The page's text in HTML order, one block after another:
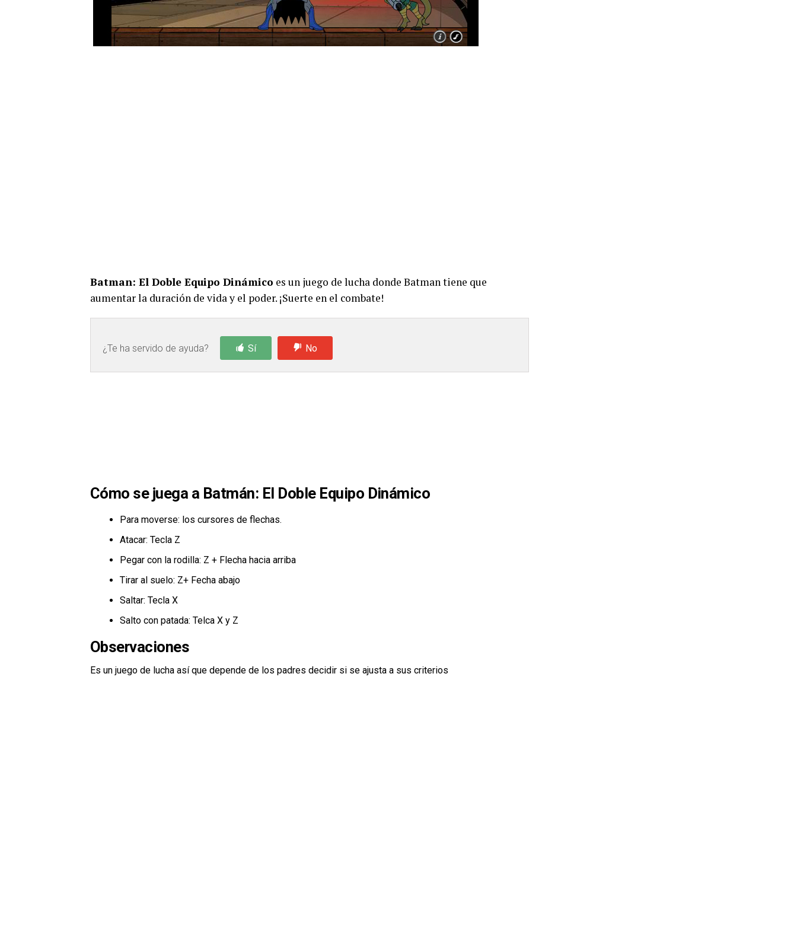
Batman: El Doble Equipo Dinámico es un juego de lucha donde Batman tiene que
aumentar la duración de vida y el poder. ¡Suerte en el combate!
¿Te ha servido de ayuda? Sí No
Cómo se juega a Batmán: El Doble Equipo Dinámico
Para moverse: los cursores de flechas.
Atacar: Tecla Z
Pegar con la rodilla: Z + Flecha hacia arriba
Tirar al suelo: Z+ Fecha abajo
Saltar: Tecla X
Salto con patada: Telca X y Z
Observaciones
Es un juego de lucha así que depende de los padres decidir si se ajusta a sus criterios